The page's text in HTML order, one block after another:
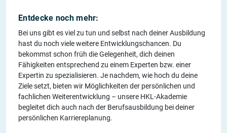
Entdecke noch mehr:
Bei uns gibt es viel zu tun und selbst nach deiner Ausbildung
hast du noch viele weitere Entwicklungschancen. Du
bekommst schon früh die Gelegenheit, dich deinen
Fähigkeiten entsprechend zu einem Experten bzw. einer
Expertin zu spezialisieren. Je nachdem, wie hoch du deine
Ziele setzt, bieten wir Möglichkeiten der persönlichen und
fachlichen Weiterentwicklung – unsere HKL-Akademie
begleitet dich auch nach der Berufsausbildung bei deiner
persönlichen Karriereplanung.